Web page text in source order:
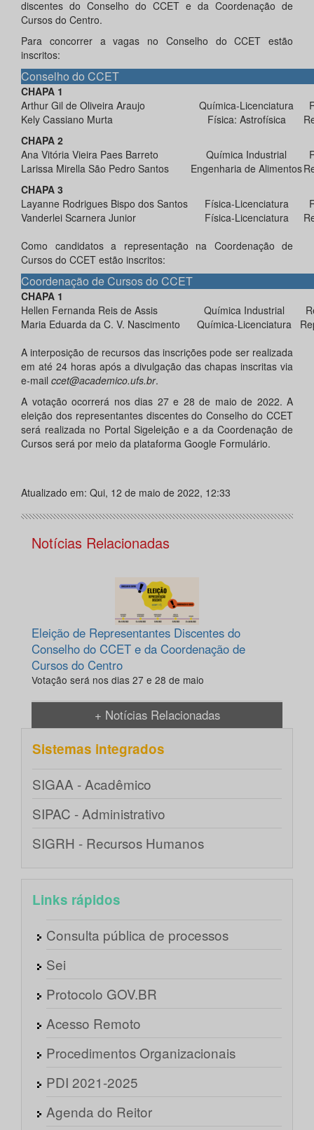
discentes do Conselho do CCET e da Coordenação de
Cursos do Centro.
Para concorrer a vagas no Conselho do CCET estão
inscritos:
Conselho do CCET
CHAPA 1
Arthur Gil de Oliveira Araujo
Química-Licenciatura
Kely Cassiano Murta
Física: Astrofísica
CHAPA 2
Ana Vitória Vieira Paes Barreto
Química Industrial
Larissa Mirella São Pedro Santos
Engenharia de Alimentos
CHAPA 3
Layanne Rodrigues Bispo dos Santos
Física-Licenciatura
Vanderlei Scarnera Junior
Física-Licenciatura
Como candidatos a representação na Coordenação de
Cursos do CCET estão inscritos:
Coordenação de Cursos do CCET
CHAPA 1
Hellen Fernanda Reis de Assis
Química Industrial
Maria Eduarda da C. V. Nascimento
Química-Licenciatura
A interposição de recursos das inscrições pode ser realizada
em até 24 horas após a divulgação das chapas inscritas via
e-mail ccet@academico.ufs.br.
A votação ocorrerá nos dias 27 e 28 de maio de 2022. A
eleição dos representantes discentes do Conselho do CCET
será realizada no Portal Sigeleição e a da Coordenação de
Cursos será por meio da plataforma Google Formulário.
Atualizado em: Qui, 12 de maio de 2022, 12:33
Notícias Relacionadas
Eleição de Representantes Discentes do
Conselho do CCET e da Coordenação de
Cursos do Centro
Votação será nos dias 27 e 28 de maio
+ Notícias Relacionadas
Sistemas integrados
SIGAA - Acadêmico
SIPAC - Administrativo
SIGRH - Recursos Humanos
Links rápidos
Consulta pública de processos
Sei
Protocolo GOV.BR
Acesso Remoto
Procedimentos Organizacionais
PDI 2021-2025
Agenda do Reitor